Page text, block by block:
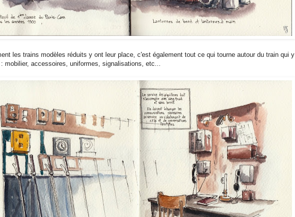
les trains modèles réduits y ont leur place, c'est également tout ce qui tourne autour du train qui y
mobilier, accessoires, uniformes, signalisations, etc...